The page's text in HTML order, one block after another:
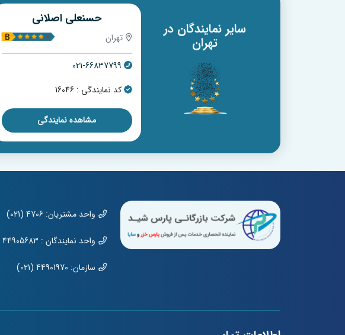
سایر نمایندگان در
تهران
حسنعلی اصلانی مهدی صمدی سرخه
تهران
021-44451731
کد نمایندگی : 17962
مشاهده نمایندگی
واحد مشتریان: 4706 (021)
واحد نمایندگان : 44905683 (021)
سازمان: 44901970 (021)